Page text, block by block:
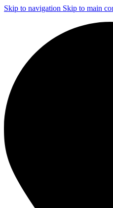
Skip to navigation Skip to main